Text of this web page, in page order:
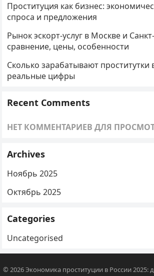
Проституция как бизнес:
спроса и предложения
Рынок эскорт-услуг в Москве и
сравнение, цены, особенности
Сколько зарабатывают проститутки
реальные цифры
Recent Comments
НЕТ КОММЕНТАРИЕВ ДЛЯ
Archives
Ноябрь 2025
Октябрь 2025
Categories
Uncategorised
© 2026Экономика проституции в России